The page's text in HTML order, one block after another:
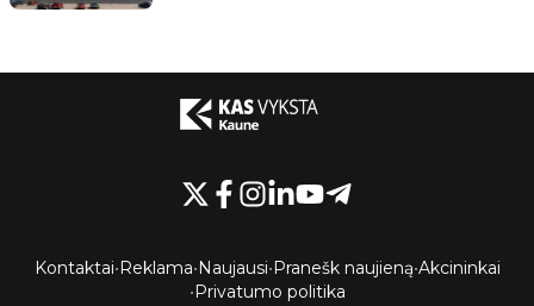
Kontaktai•Reklama•Naujausi•Pranešk naujieną•Akcininkai
•Privatumo politika